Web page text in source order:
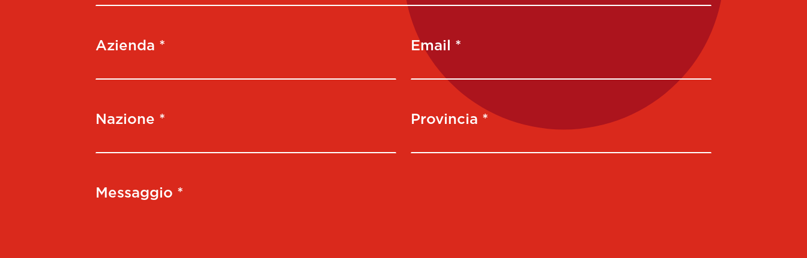
Azienda * Email *
Nazione * Provincia *
Messaggio *